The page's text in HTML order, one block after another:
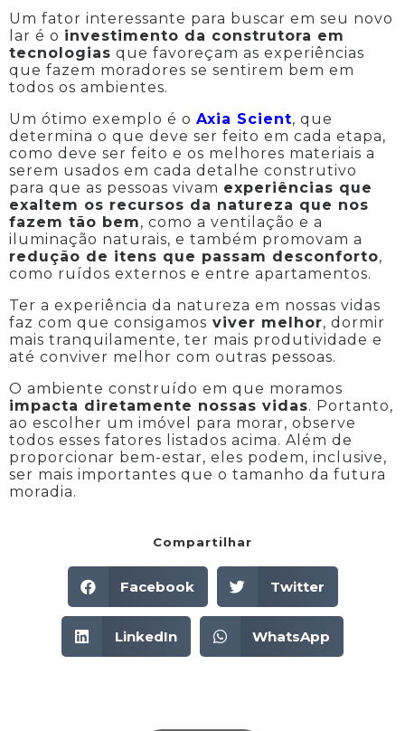
Um fator interessante para buscar em seu novo
lar é o investimento da construtora em
tecnologias que favoreçam as experiências
que fazem moradores se sentirem bem em
todos os ambientes.
Um ótimo exemplo é o Axia Scient, que
determina o que deve ser feito em cada etapa,
como deve ser feito e os melhores materiais a
serem usados em cada detalhe construtivo
para que as pessoas vivam experiências que
exaltem os recursos da natureza que nos
fazem tão bem, como a ventilação e a
iluminação naturais, e também promovam a
redução de itens que passam desconforto,
como ruídos externos e entre apartamentos.
Ter a experiência da natureza em nossas vidas
faz com que consigamos viver melhor, dormir
mais tranquilamente, ter mais produtividade e
até conviver melhor com outras pessoas.
O ambiente construído em que moramos
impacta diretamente nossas vidas. Portanto,
ao escolher um imóvel para morar, observe
todos esses fatores listados acima. Além de
proporcionar bem-estar, eles podem, inclusive,
ser mais importantes que o tamanho da futura
moradia.
Compartilhar
Facebook Twitter
LinkedIn WhatsApp